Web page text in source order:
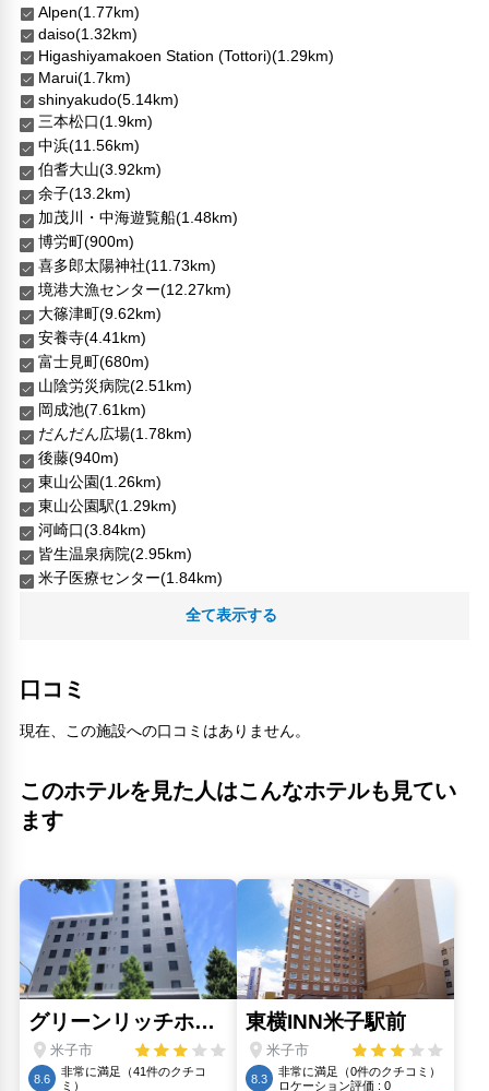
Alpen(1.77km)
daiso(1.32km)
Higashiyamakoen Station (Tottori)(1.29km)
Marui(1.7km)
shinyakudo(5.14km)
三本松口(1.9km)
中浜(11.56km)
伯耆大山(3.92km)
余子(13.2km)
加茂川・中海遊覧船(1.48km)
博労町(900m)
喜多郎太陽神社(11.73km)
境港大漁センター(12.27km)
大篠津町(9.62km)
安養寺(4.41km)
富士見町(680m)
山陰労災病院(2.51km)
岡成池(7.61km)
だんだん広場(1.78km)
後藤(940m)
東山公園(1.26km)
東山公園駅(1.29km)
河崎口(3.84km)
皆生温泉病院(2.95km)
米子医療センター(1.84km)
全て表示する
口コミ
現在、この施設への口コミはありません。
このホテルを見た人はこんなホテルも見てい
ます